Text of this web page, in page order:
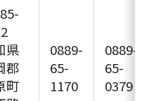
県
郡
町
0889-
65-
1170
0889-
65-
0379